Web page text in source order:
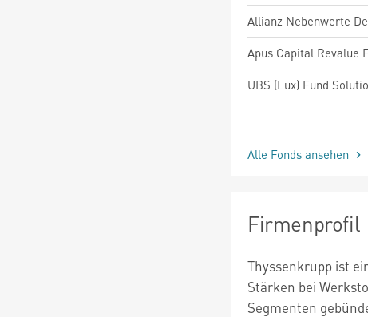
Alle Fonds ansehen
Firmenprofil
Thyssenkrupp ist
Stärken bei
Segmenten